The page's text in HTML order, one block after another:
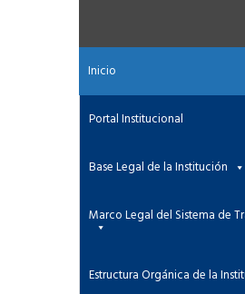
Inicio
Portal Institucional
Base Legal de la Institución
Marco Legal del Sistema de
Estructura Orgánica de la